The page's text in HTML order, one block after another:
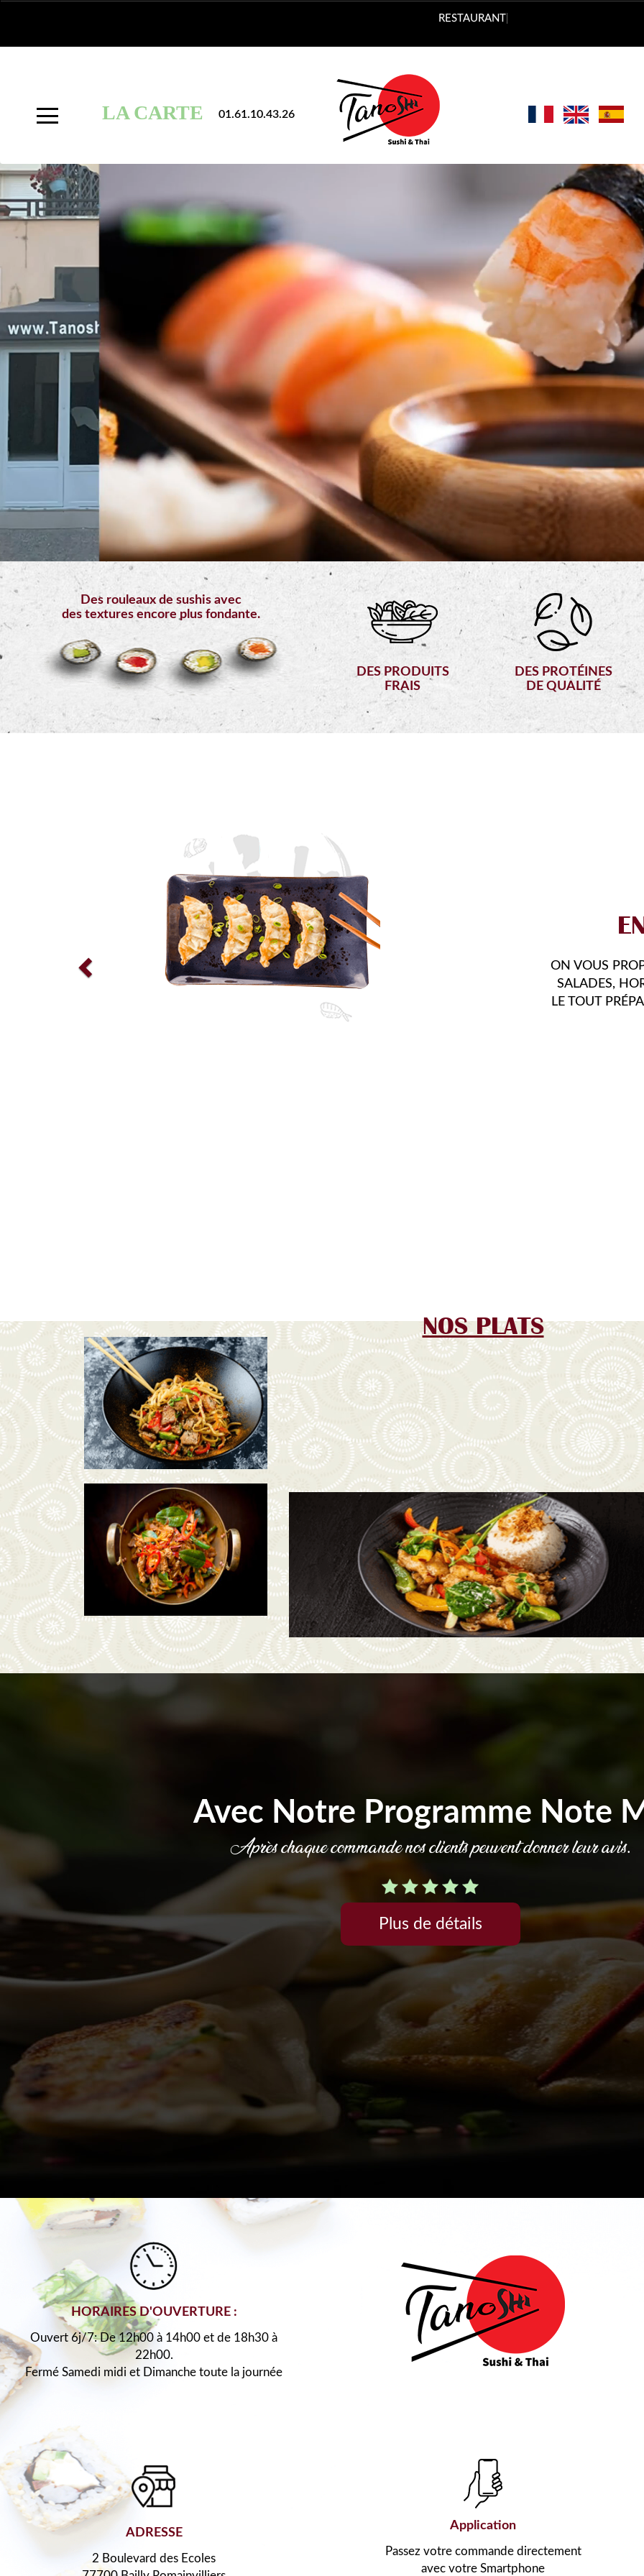
est fermé a
LA CARTE 01.61.10.43.26
Allergènes
Qualité
C.G.V
Légales
Mobile
Programme
De
Fidélité
Vos
Avis
Zones
de
Livraison
Des rouleaux de sushis avec
des textures encore plus fondante.
DES PRODUITS
FRAIS
DES PROTÉINES
DE QUALITÉ
VOUS FAIRE
PRODUITS ET
AU LONG DE
NOS PLATS
Avec Notre Programme Note
Après chaque commande nos clients peuvent donner leur avis.
Plus de détails
HORAIRES D'OUVERTURE :
Ouvert 6j/7: De 12h00 à 14h00 et de 18h30 à
22h00.
Fermé Samedi midi et Dimanche toute la journée
ADRESSE
2 Boulevard des Ecoles
Application
Passez votre commande directement
avec votre Smartphone